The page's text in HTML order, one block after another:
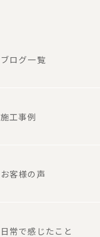
ブログ一覧
施工事例
お客様の声
日常で感じたこと